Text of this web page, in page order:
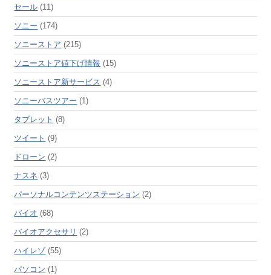
セール (11)
ソニー (174)
ソニーストア (215)
ソニーストア値下げ情報 (15)
ソニーストア新サービス (4)
ソニーバスツアー (1)
タブレット (8)
ツイート (9)
ドローン (2)
ナスネ (3)
パーソナルコンテンツステーション (2)
バイオ (68)
バイオアクセサリ (2)
ハイレゾ(55)
パソコン (1)